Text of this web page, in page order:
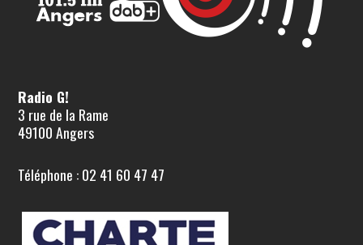
Radio G!
3 rue de la Rame
49100 Angers
Téléphone : 02 41 60 47 47